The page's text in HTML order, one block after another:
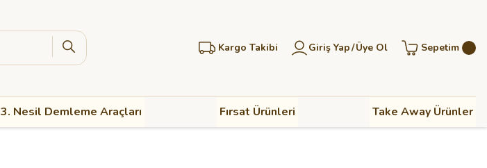
Kargo Takibi Giriş Yap/Üye Ol Sepetim
3. Nesil Demleme Araçları Fırsat Ürünleri Take Away Ürünler